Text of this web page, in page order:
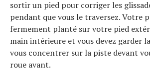
sortir un pied pour corriger les
pendant que vous le traversez. Votre
fermement planté sur votre pied
main intérieure et vous devez garder
vous concentrer sur la piste devant
roue avant.